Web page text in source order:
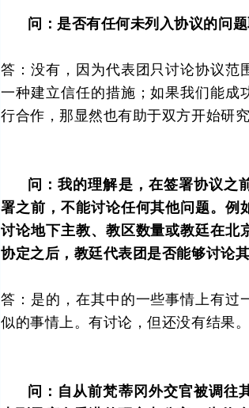
问：是否有任何未列入协议的问
答：没有，因为代表团只讨论协议范
一种建立信任的措施；如果我们能成
行合作，那显然也有助于双方开始研究
问：我的理解是，在签署协议之
署之前，不能讨论任何其他问题。例
讨论地下主教、教区数量或教廷在北
协定之后，教廷代表团是否能够讨论
答：是的，在其中的一些事情上有过
似的事情上。有讨论，但还没有结果。
问：自从前梵蒂冈外交官被调往